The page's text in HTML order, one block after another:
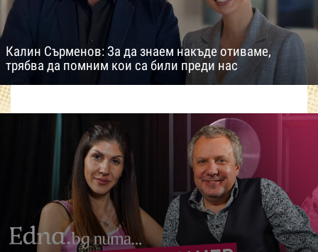
Калин Сърменов: За да знаем накъде отиваме,
трябва да помним кои са били преди нас